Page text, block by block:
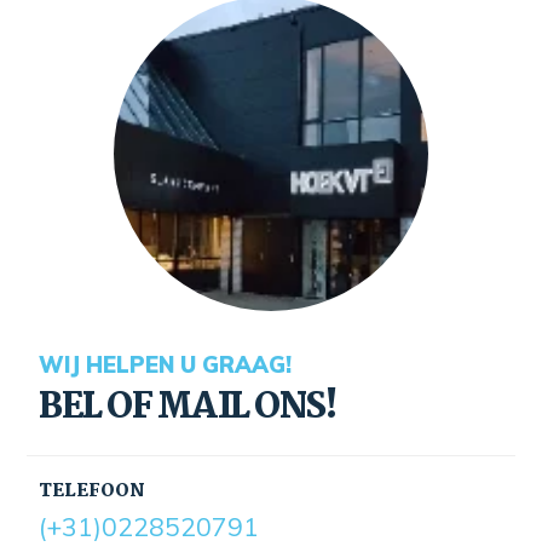
WIJ HELPEN U GRAAG!
BEL OF MAIL ONS!
TELEFOON
(+31)0228520791